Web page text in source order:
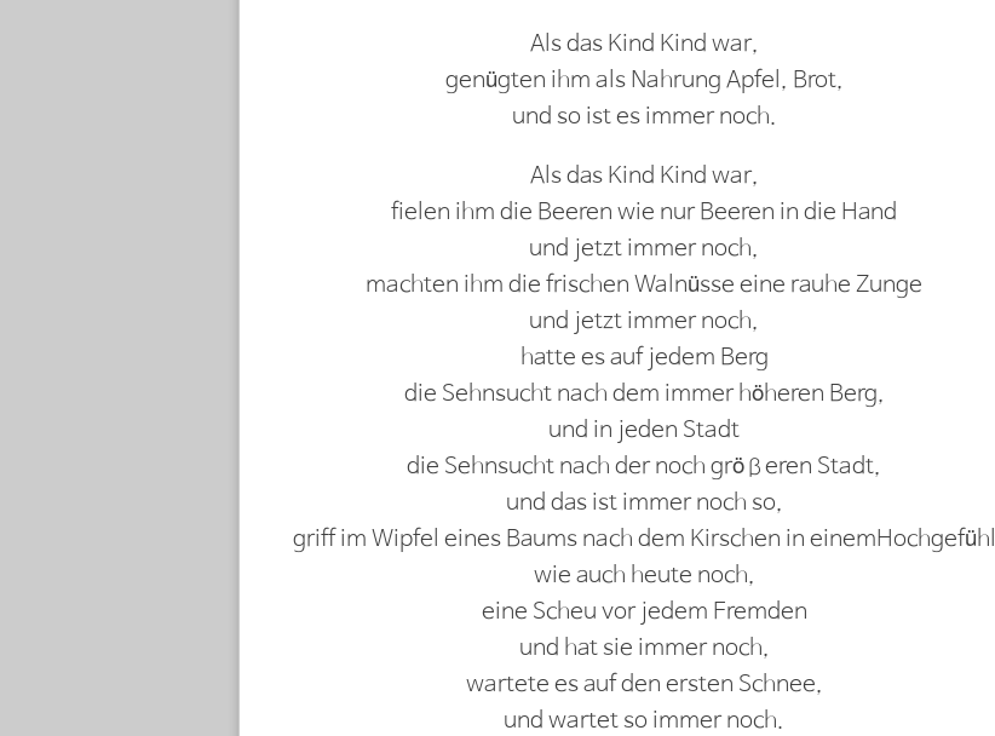
Als das Kind Kind war,
genügten ihm als Nahrung Apfel, Brot,
und so ist es immer noch.
Als das Kind Kind war,
fielen ihm die Beeren wie nur Beeren in die Hand
und jetzt immer noch,
machten ihm die frischen Walnüsse eine rauhe Zunge
und jetzt immer noch,
hatte es auf jedem Berg
die Sehnsucht nach dem immer höheren Berg,
und in jeden Stadt
die Sehnsucht nach der noch größeren Stadt,
und das ist immer noch so,
griff im Wipfel eines Baums nach dem Kirschen in einemHochgefühl
wie auch heute noch,
eine Scheu vor jedem Fremden
und hat sie immer noch,
wartete es auf den ersten Schnee,
und wartet so immer noch.